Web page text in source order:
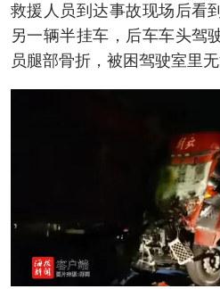
救援人员到达事故现场后看
另一辆半挂车，后车车头驾
员腿部骨折，被困驾驶室里